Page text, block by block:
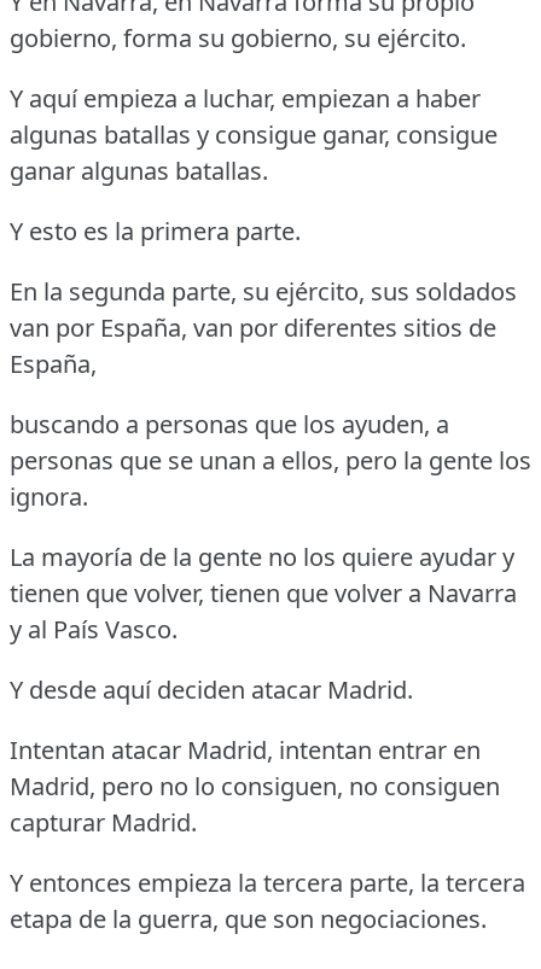
gobierno, forma su gobierno, su ejército.
Y aquí empieza a luchar, empiezan a haber
algunas batallas y consigue ganar, consigue
ganar algunas batallas.
Y esto es la primera parte.
En la segunda parte, su ejército, sus soldados
van por España, van por diferentes sitios de
España,
buscando a personas que los ayuden, a
personas que se unan a ellos, pero la gente los
ignora.
La mayoría de la gente no los quiere ayudar y
tienen que volver, tienen que volver a Navarra
y al País Vasco.
Y desde aquí deciden atacar Madrid.
Intentan atacar Madrid, intentan entrar en
Madrid, pero no lo consiguen, no consiguen
capturar Madrid.
Y entonces empieza la tercera parte, la tercera
etapa de la guerra, que son negociaciones.